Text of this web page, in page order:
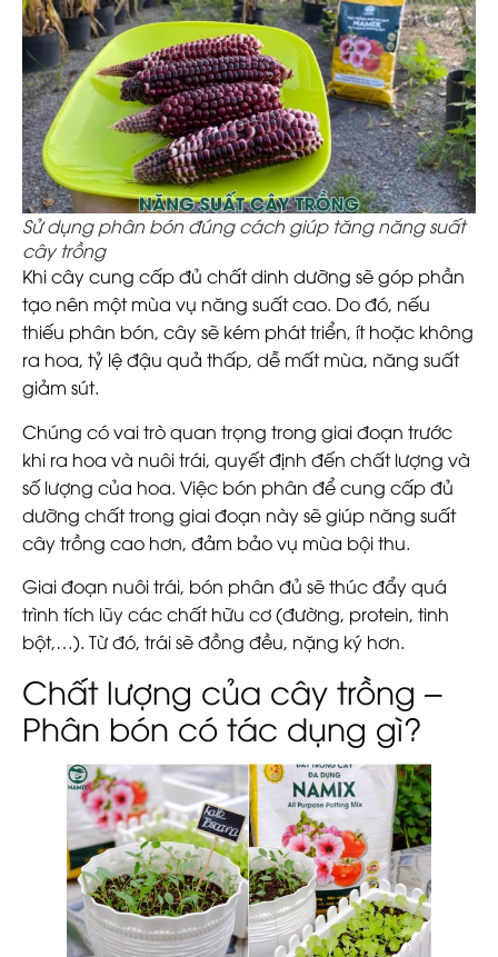
Sử dụng phân bón đúng cách giúp tăng năng suất
cây trồng
Khi cây cung cấp đủ chất dinh dưỡng sẽ góp phần
tạo nên một mùa vụ năng suất cao. Do đó, nếu
thiếu phân bón, cây sẽ kém phát triển, ít hoặc không
ra hoa, tỷ lệ đậu quả thấp, dễ mất mùa, năng suất
giảm sút.
Chúng có vai trò quan trọng trong giai đoạn trước
khi ra hoa và nuôi trái, quyết định đến chất lượng và
số lượng của hoa. Việc bón phân để cung cấp đủ
dưỡng chất trong giai đoạn này sẽ giúp năng suất
cây trồng cao hơn, đảm bảo vụ mùa bội thu.
Giai đoạn nuôi trái, bón phân đủ sẽ thúc đẩy quá
trình tích lũy các chất hữu cơ (đường, protein, tinh
bột,…). Từ đó, trái sẽ đồng đều, nặng ký hơn.
Chất lượng của cây trồng –
Phân bón có tác dụng gì?